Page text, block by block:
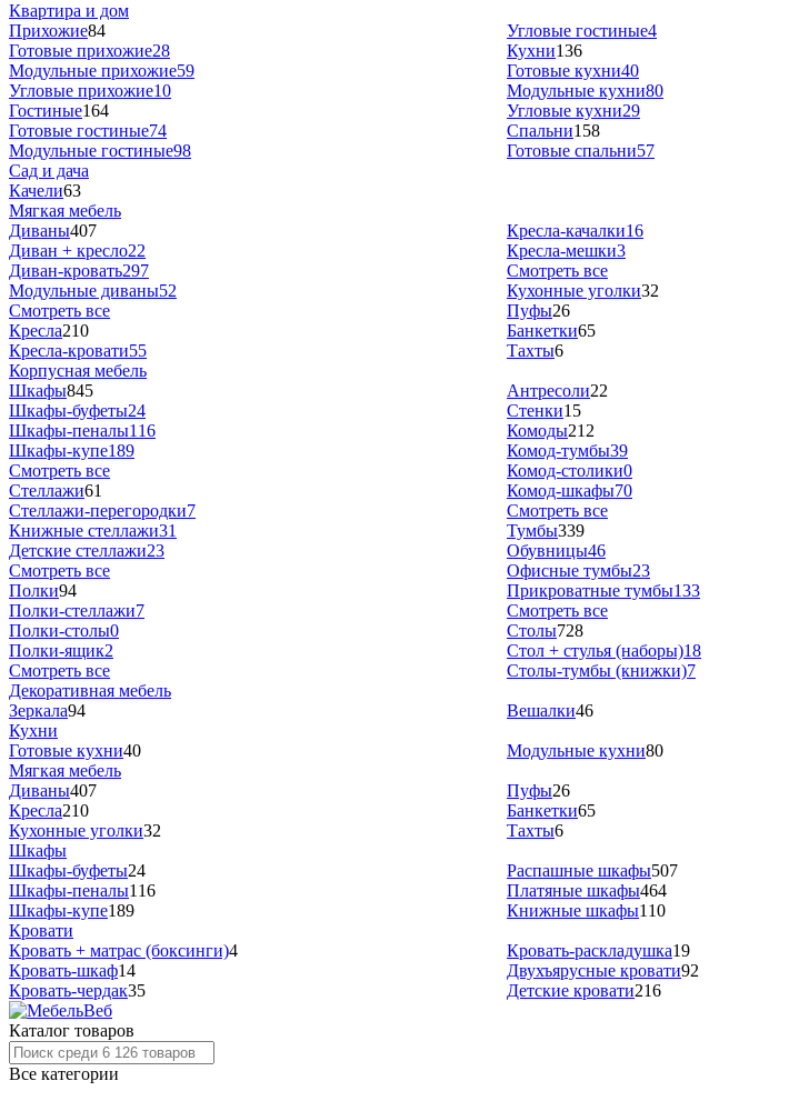
Квартира и дом
Прихожие84
Готовые прихожие28
Модульные прихожие59
Угловые прихожие10
Гостиные164
Готовые гостиные74
Модульные гостиные98
Угловые гостиные4
Кухни136
Готовые кухни40
Модульные кухни80
Угловые кухни29
Спальни158
Готовые спальни57
Сад и дача
Качели63
Мягкая мебель
Диваны407
Диван + кресло22
Диван-кровать297
Модульные диваны52
Смотреть все
Кресла210
Кресла-кровати55
Кресла-качалки16
Кресла-мешки3
Смотреть все
Кухонные уголки32
Пуфы26
Банкетки65
Тахты6
Корпусная мебель
Шкафы845
Шкафы-буфеты24
Шкафы-пеналы116
Шкафы-купе189
Смотреть все
Стеллажи61
Стеллажи-перегородки7
Книжные стеллажи31
Детские стеллажи23
Смотреть все
Полки94
Полки-стеллажи7
Полки-столы0
Полки-ящик2
Смотреть все
Антресоли22
Стенки15
Комоды212
Комод-тумбы39
Комод-столики0
Комод-шкафы70
Смотреть все
Тумбы339
Обувницы46
Офисные тумбы23
Прикроватные тумбы133
Смотреть все
Столы728
Стол + стулья (наборы)18
Столы-тумбы (книжки)7
Декоративная мебель
Зеркала94 Вешалки46
Кухни
Готовые кухни40 Модульные кухни80
Мягкая мебель
Диваны407
Кресла210
Кухонные уголки32
Пуфы26
Банкетки65
Тахты6
Шкафы
Шкафы-буфеты24
Шкафы-пеналы116
Шкафы-купе189
Распашные шкафы507
Платяные шкафы464
Книжные шкафы110
Кровати
Кровать + матрас (боксинги)4
Кровать-шкаф14
Кровать-чердак35
Кровать-раскладушка19
Двухъярусные кровати92
Детские кровати216
Каталог товаров
Все категории